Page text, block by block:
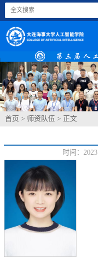
首页 > 师资队伍 > 正文
时间：